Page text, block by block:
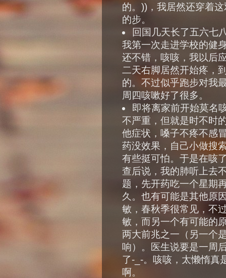
的。))，我居然还穿着
的步。
回国几天长了五六七
我第一次走进学校的健
还不错，咳咳，我以后
二天右脚居然开始疼，
的。不过似乎跑步对我
周四咳嗽好了很多。
即将离家前开始莫名
不严重，但就是时不时
他症状，嗓子不疼不感
药没效果，自己小做搜
有些挺可怕。于是在咳
查后说，我的肺听上去
题，先开药吃一个星期
久。也有可能是其他原
敏，春秋季很常见，不
敏，而另一个有可能的
两大前兆之一（另一个
响）。医生说要是一周
了-_-。咳咳，太懒惰真
啊。